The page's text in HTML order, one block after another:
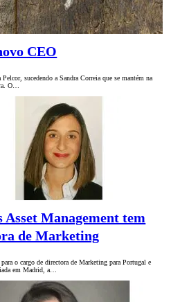
CEO
sucedendo a Sandra Correia que se mantém na
O…
Asset Management tem
de Marketing
para o cargo de directora de Marketing para Portugal e
em Madrid, a…